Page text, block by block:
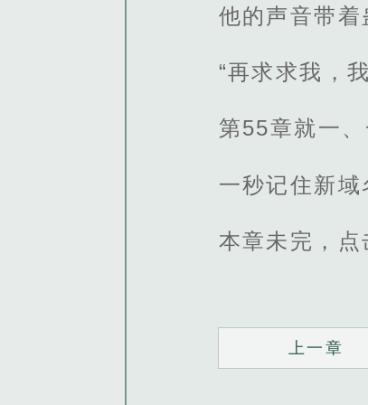
他的声音带着
“再求求我，
第55章就一、
一秒记住新
本章未完，
上一章